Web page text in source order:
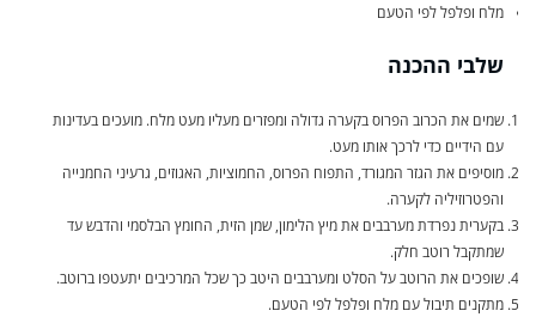
מלח ופלפל לפי הטעם
שלבי ההכנה
שמים את הכרוב הפרוס בקערה גדולה ומפזרים מעליו מעט מלח. מועכים בעדינות
עם הידיים כדי לרכך אותו מעט.
מוסיפים את הגזר המגורד, התפוח הפרוס, החמוציות, האגוזים, גרעיני החמנייה
והפטרוזיליה לקערה.
בקערית נפרדת מערבבים את מיץ הלימון, שמן הזית, החומץ הבלסמי והדבש עד
שמתקבל רוטב חלק.
שופכים את הרוטב על הסלט ומערבבים היטב כך שכל המרכיבים יתעטפו ברוטב.
מתקנים תיבול עם מלח ופלפל לפי הטעם.